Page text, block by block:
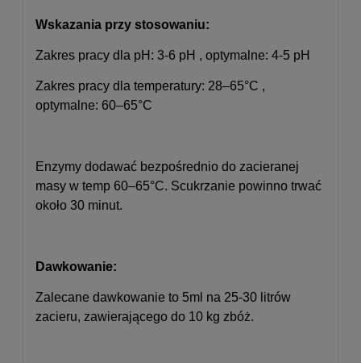
Wskazania przy stosowaniu:
Zakres pracy dla pH: 3-6 pH , optymalne: 4-5 pH
Zakres pracy dla temperatury: 28–65°C ,
optymalne: 60–65°C
Enzymy dodawać bezpośrednio do zacieranej
masy w temp 60–65°C. Scukrzanie powinno trwać
około 30 minut.
Dawkowanie:
Zalecane dawkowanie to 5ml na 25-30 litrów
zacieru, zawierającego do 10 kg zbóż.